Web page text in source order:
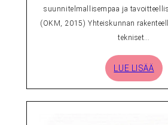
suunnitelmallisempaa ja
(OKM, 2015) Yhteiskunnan
tekniset…
LUE LISÄÄ